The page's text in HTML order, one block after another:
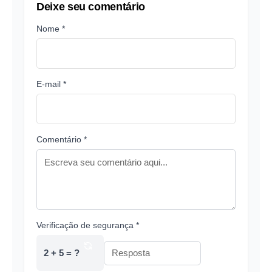
Deixe seu comentário
Nome *
E-mail *
Comentário *
Verificação de segurança *
2 + 5 = ?